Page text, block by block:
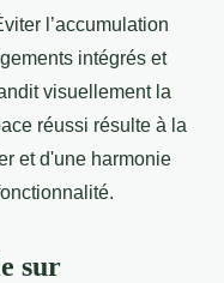
l’accumulation
intégrés et
visuellement la
réussi résulte à la
et d'une harmonie
sur